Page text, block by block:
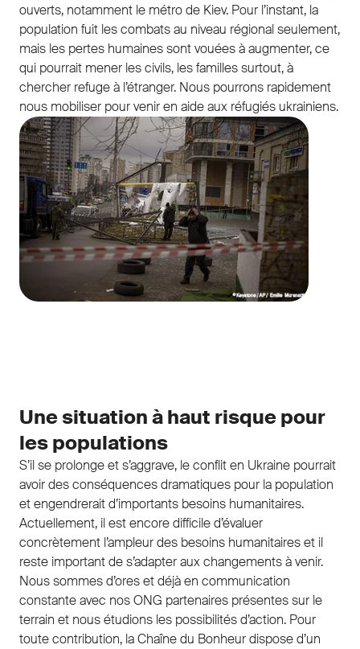
ouverts, notamment le métro de Kiev. Pour l’instant, la
population fuit les combats au niveau régional seulement,
mais les pertes humaines sont vouées à augmenter, ce
qui pourrait mener les civils, les familles surtout, à
chercher refuge à l’étranger. Nous pourrons rapidement
nous mobiliser pour venir en aide aux réfugiés ukrainiens.
Une situation à haut risque pour
les populations
S’il se prolonge et s’aggrave, le conflit en Ukraine pourrait
avoir des conséquences dramatiques pour la population
et engendrerait d’importants besoins humanitaires.
Actuellement, il est encore difficile d’évaluer
concrètement l’ampleur des besoins humanitaires et il
reste important de s’adapter aux changements à venir.
Nous sommes d’ores et déjà en communication
constante avec nos ONG partenaires présentes sur le
terrain et nous étudions les possibilités d’action. Pour
toute contribution, la Chaîne du Bonheur dispose d’un